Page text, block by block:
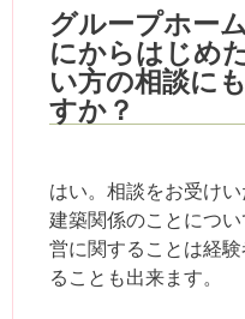
グループホー
にからはじめ
い方の相談に
すか？
はい。相談をお受けい
建築関係のことにつ
営に関することは経
ることも出来ます。